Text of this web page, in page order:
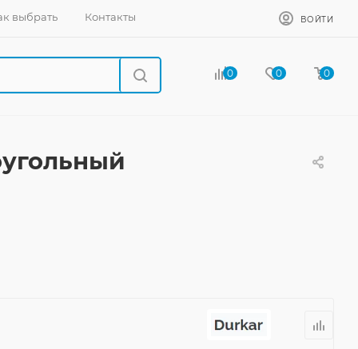
выбрать Контакты ВОЙТИ
0 0 0